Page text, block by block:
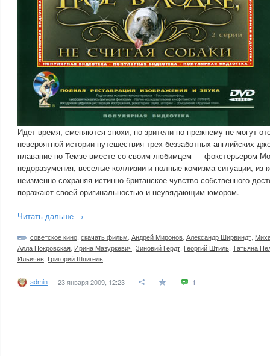
Идет время, сменяются эпохи, но зрители по-прежнему не могут
невероятной истории путешествия трех беззаботных английских
плавание по Темзе вместе со своим любимцем — фокстерьером
недоразумения, веселые коллизии и полные комизма ситуации, из
неизменно сохраняя истинно британское чувство собственного
поражают своей оригинальностью и неувядающим юмором.
Читать дальше →
советское кино скачать фильм Андрей Миронов Александр Ширвиндт
Алла Покровская Ирина Мазуркевич Зиновий Гердт Георгий Штиль Татьяна
Ильичев Григорий Шпигель
admin 23 января 2009, 12:23 1